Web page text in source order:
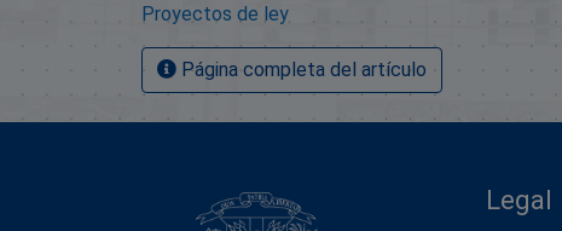
Proyectos de ley
Página completa del artículo
Legal